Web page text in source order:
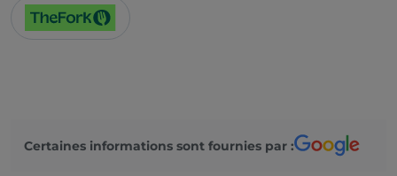
Certaines informations sont fournies par :